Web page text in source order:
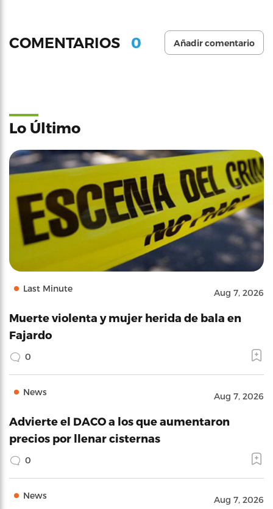
COMENTARIOS 0 Añadir comentario
Lo Último
Last Minute Aug 7, 2026
Muerte violenta y mujer herida de bala en
Fajardo
0
News Aug 7, 2026
Advierte el DACO a los que aumentaron
precios por llenar cisternas
0
News Aug 7, 2026